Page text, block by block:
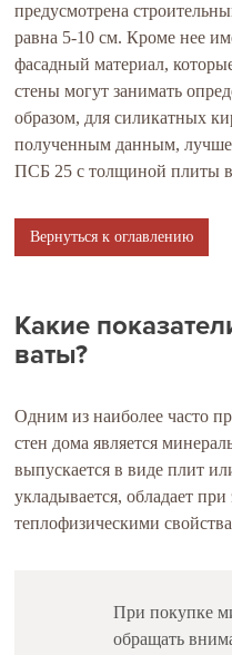
предусмотрена
равна 5-10 см. Кроме нее
фасадный материал,
стены могут занимать
образом, для силикатных
полученным данным, лучше
ПСБ 25 с толщиной плиты
Вернуться к оглавлению
Какие
ваты?
Одним из наиболее часто
стен дома является
выпускается в виде плит
укладывается, обладает
теплофизическими
При покупке
обращать